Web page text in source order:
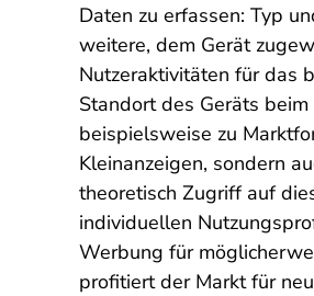
Daten zu erfassen: Typ
weitere, dem Gerät
Nutzeraktivitäten für das
Standort des Geräts
beispielsweise zu
Kleinanzeigen, sondern
theoretisch Zugriff auf
individuellen
Werbung für
profitiert der Markt für